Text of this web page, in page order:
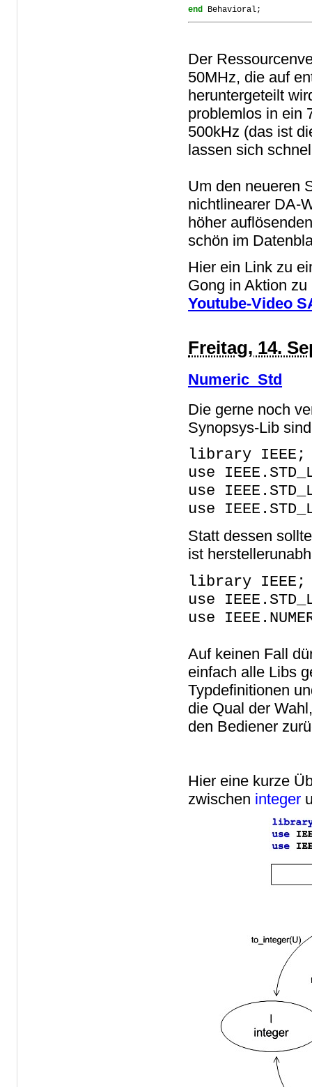
end
Behavioral;
Der
50MHz, die auf
heruntergeteilt
problemlos in ein
500kHz (das ist
lassen sich
Um den neueren
nichtlinearer DA-
höher
schön im
Hier ein Link zu
Gong in Aktion zu
Youtube-Video
Freitag, 14.
Numeric_Std
Die gerne noch
Synopsys-Lib
library IEEE;
use
use
use
Statt dessen
ist
library IEEE;
use
use
Auf keinen Fall
einfach alle Libs
Typdefinitionen
die Qual der
den Bediener
Hier eine kurze
zwischen integer